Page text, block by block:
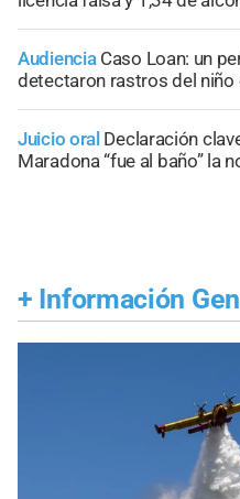
Audiencia Caso Loan: un
detectaron rastros del
Juicio oral Declaración
Maradona “fue al baño” la
+ Información